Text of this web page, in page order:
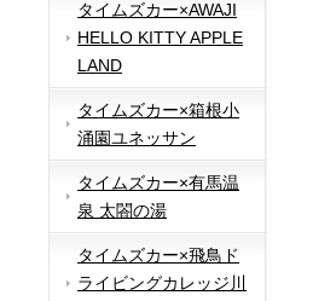
タイムズカー×AWAJI
HELLO KITTY APPLE
LAND
タイムズカー×箱根小
涌園ユネッサン
タイムズカー×有馬温
泉 太閤の湯
タイムズカー×飛鳥ド
ライビングカレッジ川